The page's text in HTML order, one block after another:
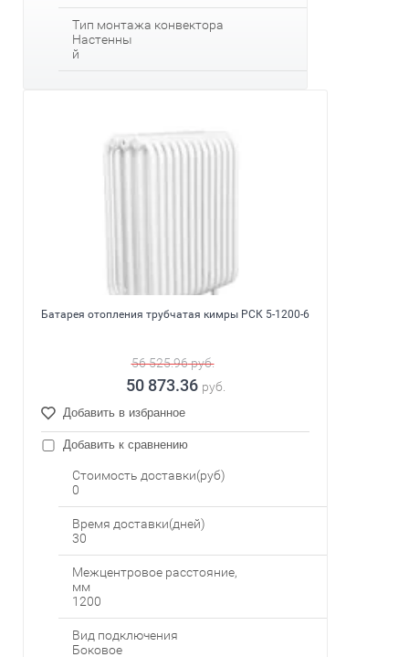
Тип монтажа конвектора
Настенны
й
Батарея отопления трубчатая кимры РСК 5-1200-6
56 525.96руб.
50 873.36 руб.
Добавить в избранное
Добавить к сравнению
Стоимость доставки(руб)
0
Время доставки(дней)
30
Межцентровое расстояние,
мм
1200
Вид подключения
Боковое